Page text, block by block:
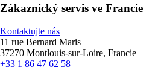
Zákaznický servis ve Francie
Kontaktujte nás
11 rue Bernard Maris
37270 Montlouis-sur-Loire, Francie
+33 1 86 47 62 58